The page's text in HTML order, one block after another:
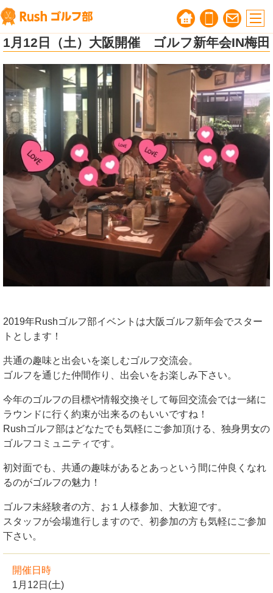
ゴルフ婚活無料相談会
｜ゴルフ好きのための
自然な出会いサポート
1月12日（土）大阪開催 ゴルフ新年会IN梅田
2019年Rushゴルフ部イベントは大阪ゴルフ新年会でスター
トとします！
共通の趣味と出会いを楽しむゴルフ交流会。
ゴルフを通じた仲間作り、出会いをお楽しみ下さい。
今年のゴルフの目標や情報交換そして毎回交流会では一緒に
ラウンドに行く約束が出来るのもいいですね！
Rushゴルフ部はどなたでも気軽にご参加頂ける、独身男女の
ゴルフコミュニティです。
初対面でも、共通の趣味があるとあっという間に仲良くなれ
るのがゴルフの魅力！
ゴルフ未経験者の方、お１人様参加、大歓迎です。
スタッフが会場進行しますので、初参加の方も気軽にご参加
下さい。
開催日時
1月12日(土)